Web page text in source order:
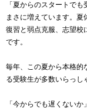
「夏からのスタートで
まさに増えています。
復習と弱点克服、志望校
です。
毎年、この夏から本格的
る受験生が多数いらっし
「今からでも遅くない